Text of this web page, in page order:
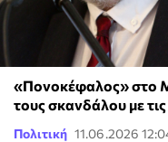
«Πονοκέφαλος» στο
τους σκανδάλου με
Πολιτική 11.06.2026